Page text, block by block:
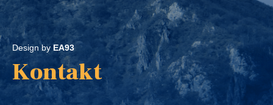
Design by EA93
Kontakt